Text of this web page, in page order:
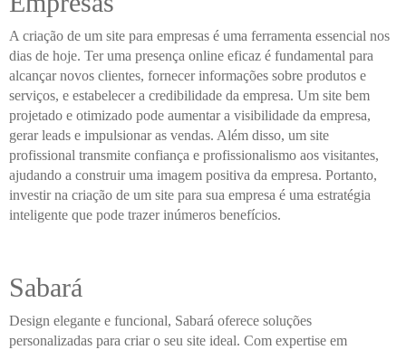
A criação de um site para empresas é uma ferramenta essencial nos
dias de hoje. Ter uma presença online eficaz é fundamental para
alcançar novos clientes, fornecer informações sobre produtos e
serviços, e estabelecer a credibilidade da empresa. Um site bem
projetado e otimizado pode aumentar a visibilidade da empresa,
gerar leads e impulsionar as vendas. Além disso, um site
profissional transmite confiança e profissionalismo aos visitantes,
ajudando a construir uma imagem positiva da empresa. Portanto,
investir na criação de um site para sua empresa é uma estratégia
inteligente que pode trazer inúmeros benefícios.
Sabará
Design elegante e funcional, Sabará oferece soluções
personalizadas para criar o seu site ideal. Com expertise em